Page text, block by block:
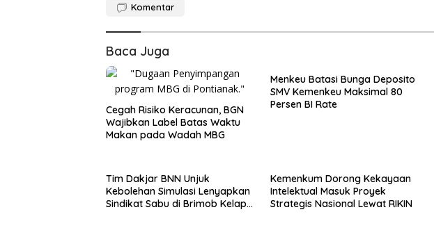
Komentar
Baca Juga
Cegah Risiko Keracunan, BGN
Wajibkan Label Batas Waktu
Makan pada Wadah MBG
Menkeu Batasi Bunga Deposito
SMV Kemenkeu Maksimal 80
Persen BI Rate
Tim Dakjar BNN Unjuk
Kebolehan Simulasi Lenyapkan
Sindikat Sabu di Brimob Kelapa
Kemenkum Dorong Kekayaan
Intelektual Masuk Proyek
Strategis Nasional Lewat RIKIN